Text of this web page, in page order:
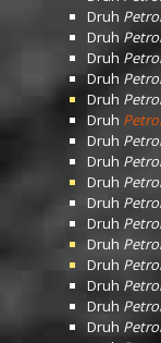
Druh
Druh
Druh
Druh
Druh
Druh
Druh
Druh
Druh
Druh
Druh
Druh
Druh
Druh
Druh
Druh